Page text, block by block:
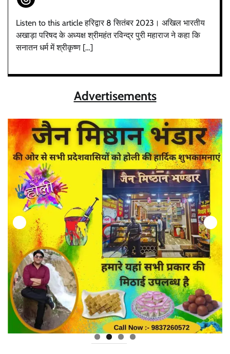
Listen to this article हरिद्वार 8 सितंबर 2023। अखिल भारतीय
अखाड़ा परिषद के अध्यक्ष श्रीमहंत रविन्द्र पुरी महाराज ने कहा कि
सनातन धर्म में श्रीकृष्ण […]
Advertisements